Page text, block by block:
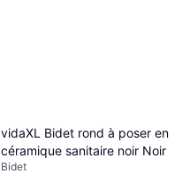
vidaXL Bidet rond à poser en
céramique sanitaire noir Noir
Bidet